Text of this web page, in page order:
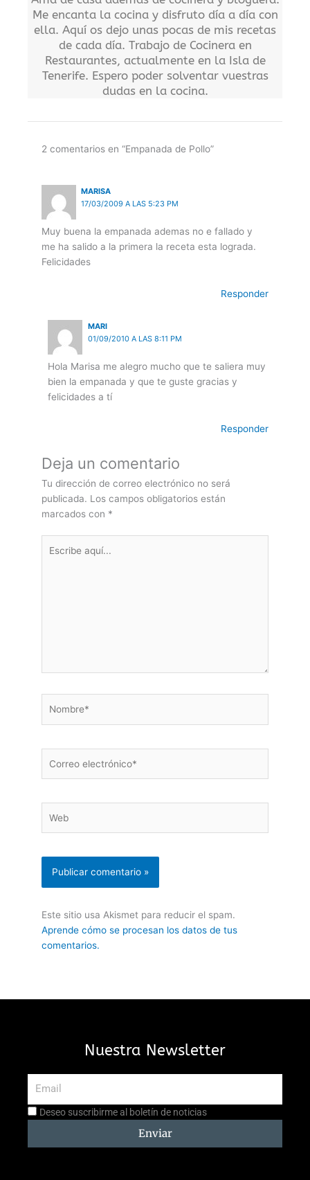
Me encanta la cocina y disfruto día a día con
ella. Aquí os dejo unas pocas de mis recetas
de cada día. Trabajo de Cocinera en
Restaurantes, actualmente en la Isla de
Tenerife. Espero poder solventar vuestras
dudas en la cocina.
2 comentarios en “Empanada de Pollo”
MARISA
17/03/2009 A LAS 5:23 PM
Muy buena la empanada ademas no e fallado y
me ha salido a la primera la receta esta lograda.
Felicidades
Responder
MARI
01/09/2010 A LAS 8:11 PM
Hola Marisa me alegro mucho que te saliera muy
bien la empanada y que te guste gracias y
felicidades a tí
Responder
Deja un comentario
Tu dirección de correo electrónico no será
publicada. Los campos obligatorios están
marcados con *
aquí...
electrónico*
Este sitio usa Akismet para reducir el spam.
Aprende cómo se procesan los datos de tus
comentarios.
Nuestra Newsletter
Aceptación
Deseo suscribirme al boletín de noticias
Enviar